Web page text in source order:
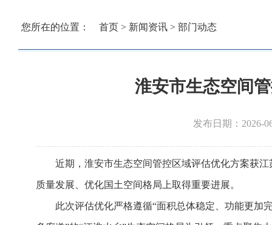
您所在的位置： 首页 > 新闻资讯 > 部门动态
淮安市生态空间
发布日期：2026-
近期，淮安市生态空间管控区域评估优化方案获
质量发展、优化国土空间格局上取得重要进展。
此次评估优化严格遵循“面积总体稳定、功能更加